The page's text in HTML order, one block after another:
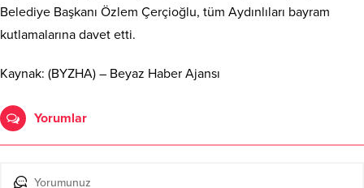
Belediye Başkanı Özlem Çerçioğlu, tüm Aydınlıları bayram
kutlamalarına davet etti.
Kaynak: (BYZHA) – Beyaz Haber Ajansı
Yorumlar